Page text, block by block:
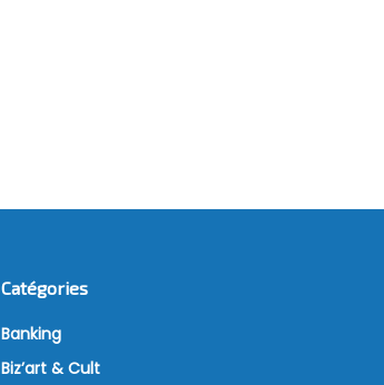
Catégories
Banking
Biz’art & Cult